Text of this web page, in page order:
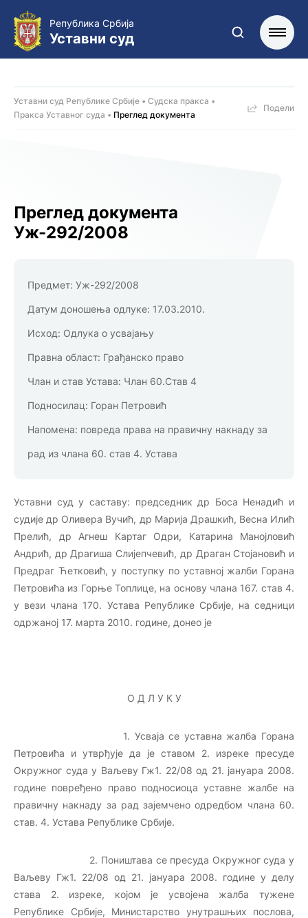
Република Србија
Уставни суд
Преглед документа
Уж-292/2008
Предмет: Уж-292/2008
Датум доношења одлуке: 17.03.2010.
Исход: Одлука о усвајању
Правна област: Грађанско право
Члан и став Устава: Члан 60.Став 4
Подносилац: Горан Петровић
Напомена: повреда права на правичну накнаду за
рад из члана 60. став 4. Устава
Уставни суд у саставу: председник др Боса Ненадић и
судије др Оливера Вучић, др Марија Драшкић, Весна Илић
Прелић, др Агнеш Картаг Одри, Катарина Манојловић
Андрић, др Драгиша Слијепчевић, др Драган Стојановић и
Предраг Ћетковић, у поступку по уставној жалби Горана
Петровића из Горње Топлице, на основу члана 167. став 4.
у вези члана 170. Устава Републике Србије, на седници
одржаној 17. марта 2010. године, донео је
О Д Л У К У
1. Усваја се уставна жалба Горана
Петровића и утврђује да је ставом 2. изреке пресуде
Окружног суда у Ваљеву Гж1. 22/08 од 21. јануара 2008.
године повређено право подносиоца уставне жалбе на
правичну накнаду за рад зајемчено одредбом члана 60.
став. 4. Устава Републике Србије.
2. Поништава се пресуда Окружног суда у
Ваљеву Гж1. 22/08 од 21. јануара 2008. године у делу
става 2. изреке, којом је усвојена жалба тужене
Републике Србије, Министарство унутрашњих послова,
Уставни суд Републике Србије
Судска пракса
Пракса Уставног суда
Преглед документа
Подели